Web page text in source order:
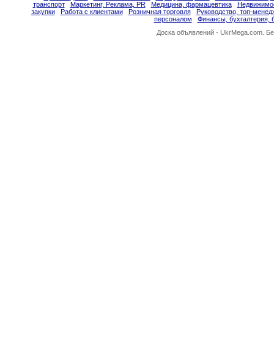
транспорт
Маркетинг, Реклама, PR Медицина, фармацевтика
закупки
Работа с клиентами Розничная торговля
Руководство, топ-
персоналом
Финансы, бухгалтерия,
Доска объявлений - UkrMega.com.